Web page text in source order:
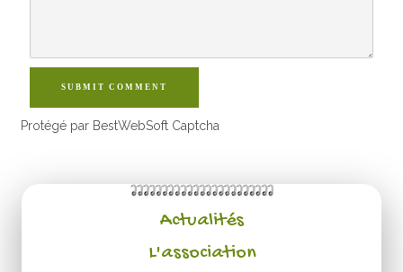
SUBMIT COMMENT
Protégé par BestWebSoft Captcha
Actualités
L'association